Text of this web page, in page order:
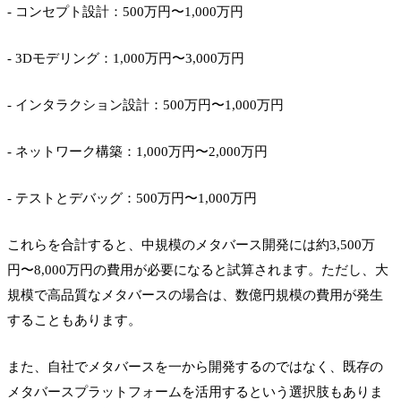
- コンセプト設計：500万円〜1,000万円
- 3Dモデリング：1,000万円〜3,000万円
- インタラクション設計：500万円〜1,000万円
- ネットワーク構築：1,000万円〜2,000万円
- テストとデバッグ：500万円〜1,000万円
これらを合計すると、中規模のメタバース開発には約3,500万
円〜8,000万円の費用が必要になると試算されます。ただし、大
規模で高品質なメタバースの場合は、数億円規模の費用が発生
することもあります。
また、自社でメタバースを一から開発するのではなく、既存の
メタバースプラットフォームを活用するという選択肢もありま